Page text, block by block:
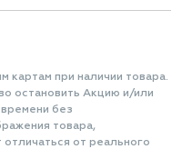
картам при наличии товара.
остановить Акцию и/или
без
товара,
от реального